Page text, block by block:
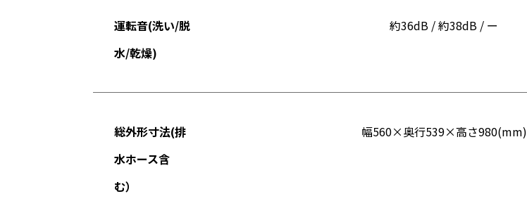
運転音(洗い/脱
水/乾燥)
約36dB / 約38dB / ー
総外形寸法(排
水ホース含
む）
幅560×奥行539×高さ980(mm)